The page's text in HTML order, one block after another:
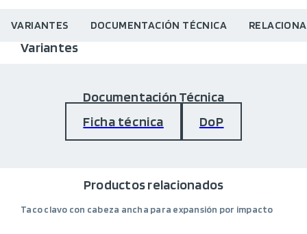
VARIANTES DOCUMENTACIÓN TÉCNICA
Variantes
Documentación Técnica
Ficha técnica
DoP
Productos relacionados
Taco clavo con cabeza ancha para expansión por impacto